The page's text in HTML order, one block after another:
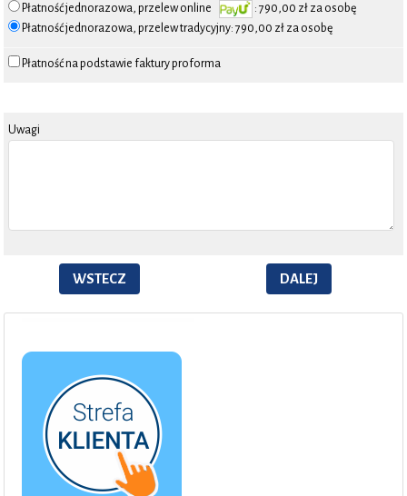
Płatność jednorazowa, przelew online
: 790,00 zł za osobę
Płatność jednorazowa, przelew tradycyjny: 790,00 zł za osobę
Płatność na podstawie faktury proforma
Uwagi
WSTECZ DALEJ